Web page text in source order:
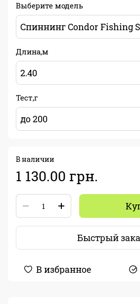
Выберите модель
Длина,м
2.40
Тест,г
до 200
В наличии
1 130.00 грн.
Быстрый
В избранное